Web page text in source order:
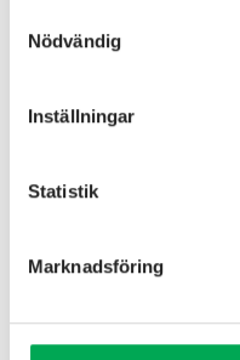
Nödvändig
Inställningar
Statistik
Marknadsföring
Vad händer nu?
hur vi ska införa den
kommer att se ut,
all information i god